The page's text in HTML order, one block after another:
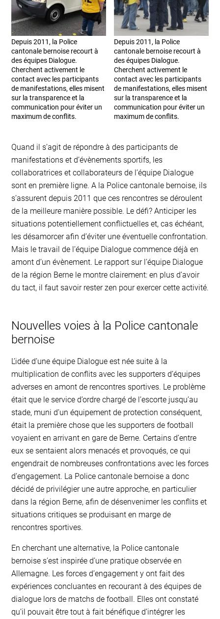
Depuis 2011, la Police
cantonale bernoise recourt à
des équipes Dialogue.
Cherchent activement le
contact avec les participants
de manifestations, elles misent
sur la transparence et la
communication pour éviter un
maximum de conflits.
Depuis 2011, la Police
cantonale bernoise recourt à
des équipes Dialogue.
Cherchent activement le
contact avec les participants
de manifestations, elles misent
sur la transparence et la
communication pour éviter un
maximum de conflits.
Quand il s’agit de répondre à des participants de
manifestations et d’évènements sportifs, les
collaboratrices et collaborateurs de l’équipe Dialogue
sont en première ligne. A la Police cantonale bernoise, ils
s’assurent depuis 2011 que ces rencontres se déroulent
de la meilleure manière possible. Le défi? Anticiper les
situations potentiellement conflictuelles et, cas échéant,
les désamorcer afin d’éviter une éventuelle confrontation.
Mais le travail de l’équipe Dialogue commence déjà en
amont d’un évènement. Le rapport sur l’équipe Dialogue
de la région Berne le montre clairement: en plus d’avoir
du tact, il faut savoir rester zen pour exercer cette activité.
Nouvelles voies à la Police cantonale
bernoise
L’idée d’une équipe Dialogue est née suite à la
multiplication de conflits avec les supporters d’équipes
adverses en amont de rencontres sportives. Le problème
était que le service d’ordre chargé de l’escorte jusqu’au
stade, muni d’un équipement de protection conséquent,
était la première chose que les supporters de football
voyaient en arrivant en gare de Berne. Certains d’entre
eux se sentaient alors menacés et provoqués, ce qui
engendrait de nombreuses confrontations avec les forces
d’engagement. La Police cantonale bernoise a donc
décidé de privilégier une autre approche, en particulier
dans la région Berne, afin de désenvenimer les conflits et
situations critiques se produisant en marge de
rencontres sportives.
En cherchant une alternative, la Police cantonale
bernoise s’est inspirée d’une pratique observée en
Allemagne. Les forces d’engagement y ont fait des
expériences concluantes en recourant à des équipes de
dialogue lors de matchs de football. Elles ont constaté
qu’il pouvait être tout à fait bénéfique d’intégrer les